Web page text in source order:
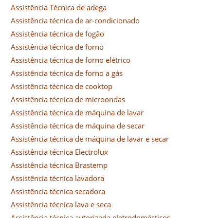
Assistência Técnica de adega
Assistência técnica de ar-condicionado
Assistência técnica de fogão
Assistência técnica de forno
Assistência técnica de forno elétrico
Assistência técnica de forno a gás
Assistência técnica de cooktop
Assistência técnica de microondas
Assistência técnica de máquina de lavar
Assistência técnica de máquina de secar
Assistência técnica de máquina de lavar e secar
Assistência técnica Electrolux
Assistência técnica Brastemp
Assistência técnica lavadora
Assistência técnica secadora
Assistência técnica lava e seca